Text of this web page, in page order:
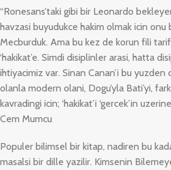
“Ronesans’taki gibi bir Leonardo
havzasi buyudukce hakim olmak icin onu
Mecburduk. Ama bu kez de korun fili
‘hakikat’e. Simdi disiplinler arasi, hatta
ihtiyacimiz var. Sinan Canan’i bu yuzden
olanla modern olani, Dogu’yla Bati’yi,
kavradingi icin; ‘hakikat’i ‘gercek’in
Cem Mumcu
Populer bilimsel bir kitap, nadiren bu
masalsi bir dille yazilir. Kimsenin